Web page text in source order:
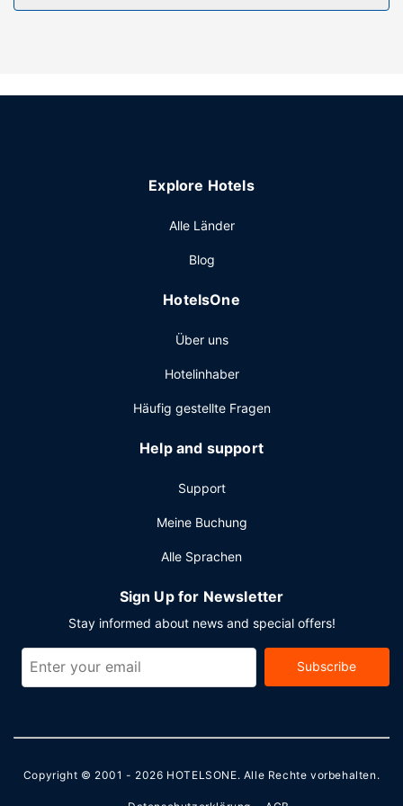
Körperbehandlungen und Gesichtsbehandlungen bietet.
bietet, gehören zudem ein WLAN-Internetzugang (gegen
Lass deinen Tag bei einem Drink an der Bar/Lounge
Sonstige Einrichtungen
Zum Angebot gehören ein Textilreinigungsservice, eine
Personal. Wenn du eine Veranstaltung in Fulda planst, ist
Quadratfuß (6202 Quadratmeter) großen
und 22 Tagungsräume. Vor Ort gibt es Folgendes: Parken
ohne Service (kostenpflichtig).
Explore Hotels
Alle Länder
Blog
HotelsOne
Über uns
Hotelinhaber
Häufig gestellte Fragen
Help and support
Support
Meine Buchung
Alle Sprachen
Sign Up for Newsletter
Stay informed about news and special offers!
Subscribe
Copyright © 2001 - 2026 HOTELSONE. Alle Rechte vorbehalten.